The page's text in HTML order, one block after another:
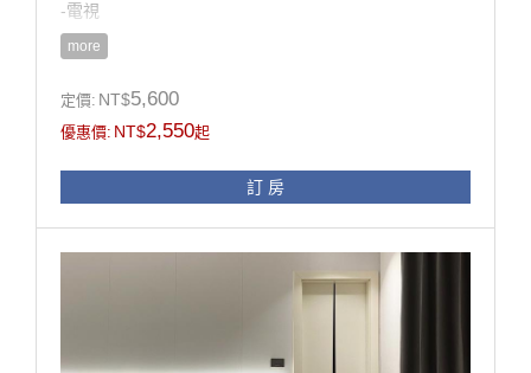
-電視
房型設施介紹
這間房型是基本的雙人房型，
暖色系的搭配還有極簡風的設計感是這間的特色。
雖然是基本房型，但依然有足夠置物空間的衣櫃，
此房型推薦給想要住得簡單又舒服的短租旅客！
more
定價: NT$5,600
優惠價: NT$2,550起
訂 房